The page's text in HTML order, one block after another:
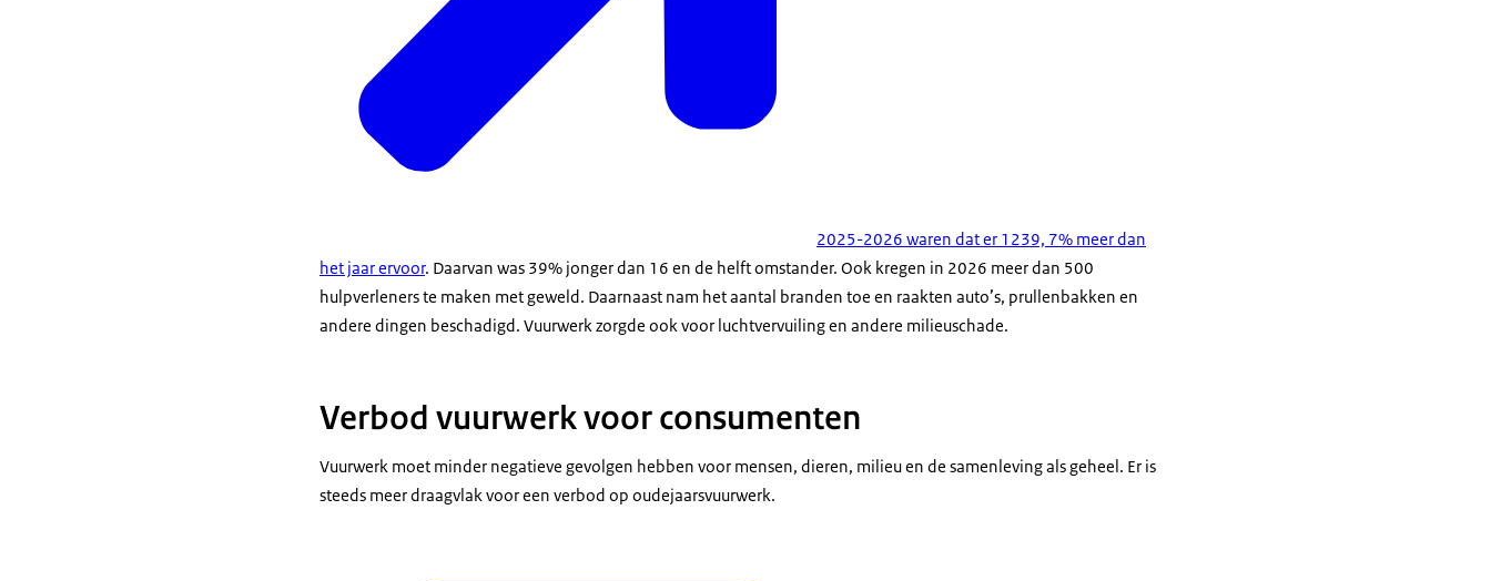
2025-2026 waren dat er 1239, 7% meer dan
het jaar ervoor. Daarvan was 39% jonger dan 16 en de helft omstander. Ook kregen in 2026 meer dan 500
hulpverleners te maken met geweld. Daarnaast nam het aantal branden toe en raakten auto’s, prullenbakken en
andere dingen beschadigd. Vuurwerk zorgde ook voor luchtvervuiling en andere milieuschade.
Verbod vuurwerk voor consumenten
Vuurwerk moet minder negatieve gevolgen hebben voor mensen, dieren, milieu en de samenleving als geheel. Er is
steeds meer draagvlak voor een verbod op oudejaarsvuurwerk.